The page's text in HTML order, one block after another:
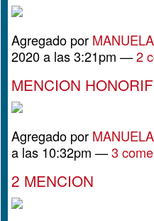
Agregado por
2020 a las 3:21pm —2
MENCION
Agregado por
a las 10:32pm —3
2 MENCION